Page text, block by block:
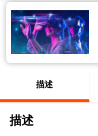
描述
描述